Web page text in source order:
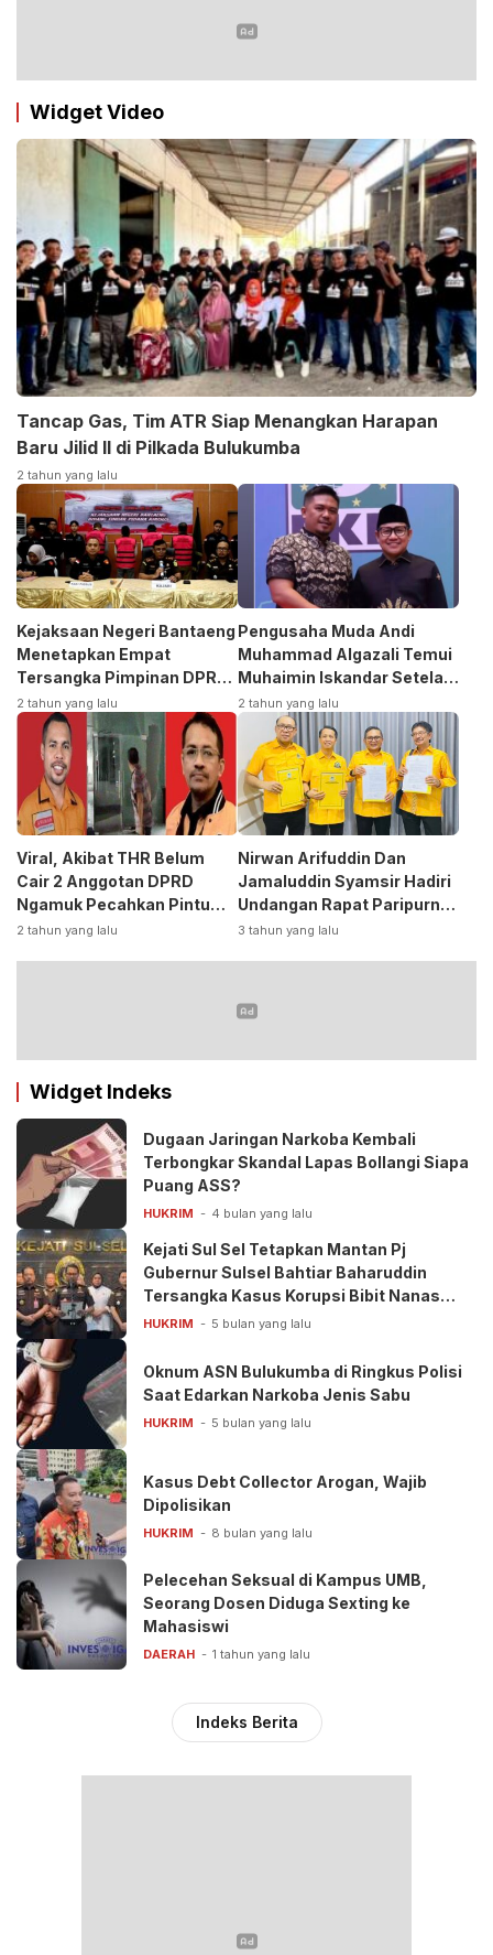
Widget Video
Tancap Gas, Tim ATR Siap Menangkan Harapan
Baru Jilid II di Pilkada Bulukumba
2 tahun yang lalu
Kejaksaan Negeri Bantaeng
Menetapkan Empat
Tersangka Pimpinan DPRD
Kasus Korupsi
2 tahun yang lalu
Pengusaha Muda Andi
Muhammad Algazali Temui
Muhaimin Iskandar Setela
Ambil Formulir Bakal Calon
Bupati ke PKB
2 tahun yang lalu
Viral, Akibat THR Belum
Cair 2 Anggotan DPRD
Ngamuk Pecahkan Pintu
Kaca Kantor
2 tahun yang lalu
Nirwan Arifuddin Dan
Jamaluddin Syamsir Hadiri
Undangan Rapat Paripurna
DPP Partai
3 tahun yang lalu
Widget Indeks
Dugaan Jaringan Narkoba Kembali
Terbongkar Skandal Lapas Bollangi Siapa
Puang ASS?
HUKRIM 4 bulan yang lalu
Kejati Sul Sel Tetapkan Mantan Pj
Gubernur Sulsel Bahtiar Baharuddin
Tersangka Kasus Korupsi Bibit Nanas
Rp50 Miliar
HUKRIM 5 bulan yang lalu
Oknum ASN Bulukumba di Ringkus Polisi
Saat Edarkan Narkoba Jenis Sabu
HUKRIM 5 bulan yang lalu
Kasus Debt Collector Arogan, Wajib
Dipolisikan
HUKRIM 8 bulan yang lalu
Pelecehan Seksual di Kampus UMB,
Seorang Dosen Diduga Sexting ke
Mahasiswi
DAERAH 1 tahun yang lalu
Indeks Berita